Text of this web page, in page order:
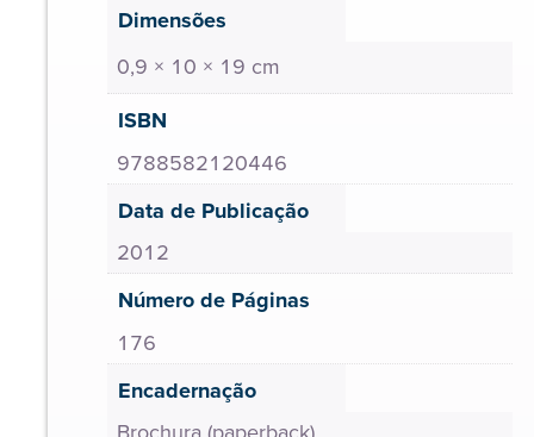
Dimensões
0,9 × 10 × 19 cm
ISBN
9788582120446
Data de Publicação
2012
Número de Páginas
176
Encadernação